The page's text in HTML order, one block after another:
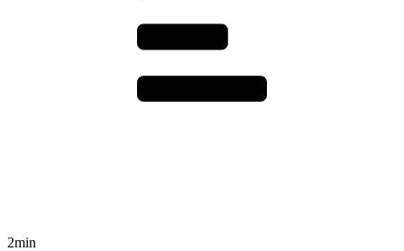
2min